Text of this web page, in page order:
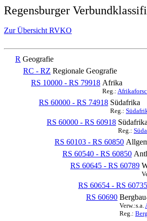
Regensburger
Zur Übersicht RVKO
R Geografie
RC - RZ Regionale Geografie
RS 10000 - RS 79918 Afrika
Reg.:
RS 60000 - RS 74918 Südafrika
Reg.:
RS 60000 - RS 60918 Südafrika
Reg.:
RS 60103 - RS 60850
RS 60540 - RS 60850
RS 60645 - RS 60789
RS 60654 - RS 60735
RS 60690
Verw.:s.a.
Reg.: